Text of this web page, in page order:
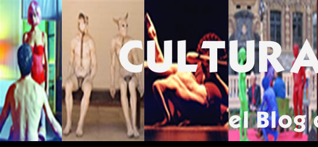
Saltar
contenido